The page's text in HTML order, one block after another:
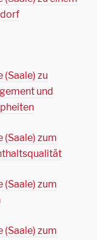
zu
und
zum
zum
zum